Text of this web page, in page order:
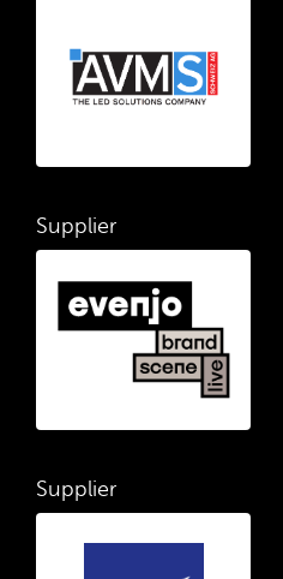
Supplier
Supplier